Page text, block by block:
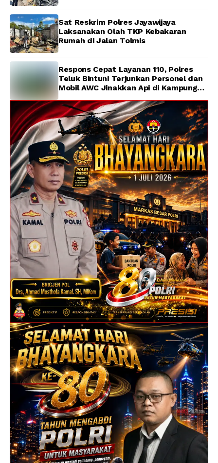
Sat Reskrim Polres Jayawijaya
Laksanakan Olah TKP Kebakaran
Rumah di Jalan Tolmis
Respons Cepat Layanan 110, Polres
Teluk Bintuni Terjunkan Personel dan
Mobil AWC Jinakkan Api di Kampung